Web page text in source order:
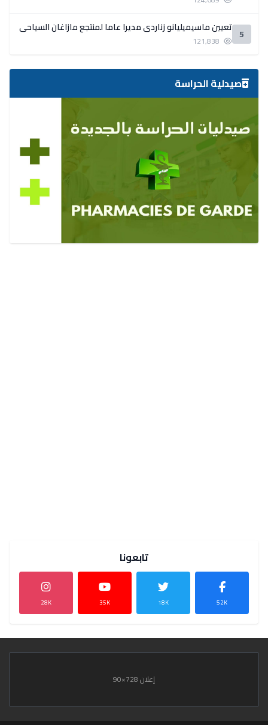
5 تعيين ماسيميليانو زناردي مديرا عاما لمنتجع مازاغان السياحي
صيدلية الحراسة
تابعونا
52K
18K
35K
28K
إعلان 728×90